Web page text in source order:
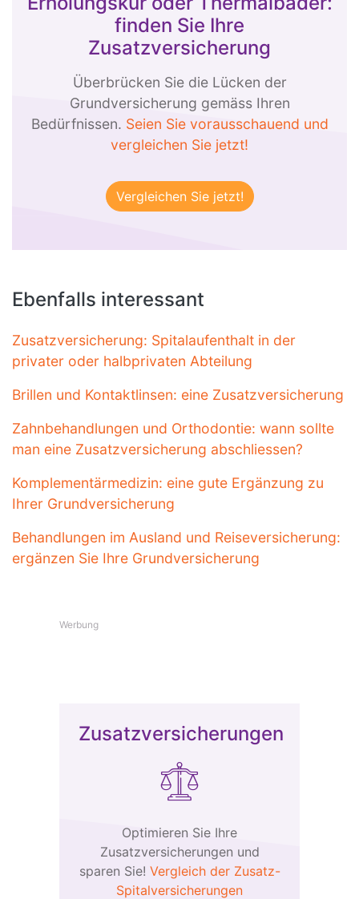
finden Sie Ihre
Zusatzversicherung
Überbrücken Sie die Lücken der
Grundversicherung gemäss Ihren
Bedürfnissen. Seien Sie vorausschauend und
vergleichen Sie jetzt!
Ebenfalls interessant
Zusatzversicherung: Spitalaufenthalt in der
privater oder halbprivaten Abteilung
Brillen und Kontaktlinsen: eine Zusatzversicherung
Zahnbehandlungen und Orthodontie: wann sollte
man eine Zusatzversicherung abschliessen?
Komplementärmedizin: eine gute Ergänzung zu
Ihrer Grundversicherung
Behandlungen im Ausland und Reiseversicherung:
ergänzen Sie Ihre Grundversicherung
Werbung
Zusatzversicherungen
Optimieren Sie Ihre
Zusatzversicherungen und
sparen Sie! Vergleich der Zusatz-
Spitalversicherungen